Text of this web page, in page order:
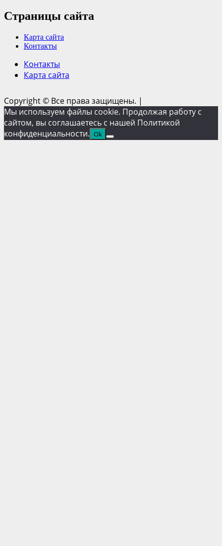
Страницы сайта
Карта сайта
Контакты
Контакты
Карта сайта
Copyright © Все права защищены. |
Мы используем файлы cookie. Продолжая работу с
сайтом, вы соглашаетесь с нашей Политикой
конфиденциальности. Ok